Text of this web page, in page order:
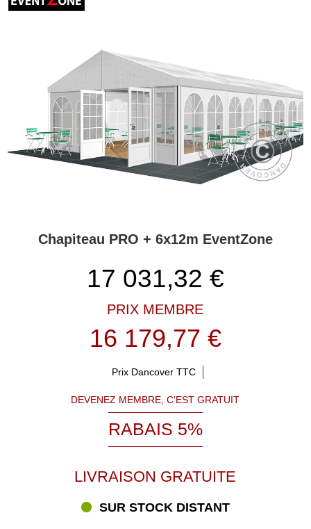
Chapiteau PRO + 6x12m EventZone
17 031,32 €
PRIX MEMBRE
16 179,77 €
Prix Dancover TTC
DEVENEZ MEMBRE, C’EST GRATUIT
RABAIS 5%
LIVRAISON GRATUITE
SUR STOCK DISTANT